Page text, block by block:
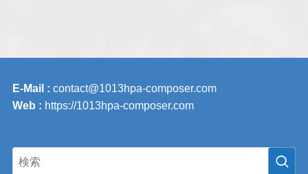
E-Mail : contact@1013hpa-composer.com
Web : https://1013hpa-composer.com